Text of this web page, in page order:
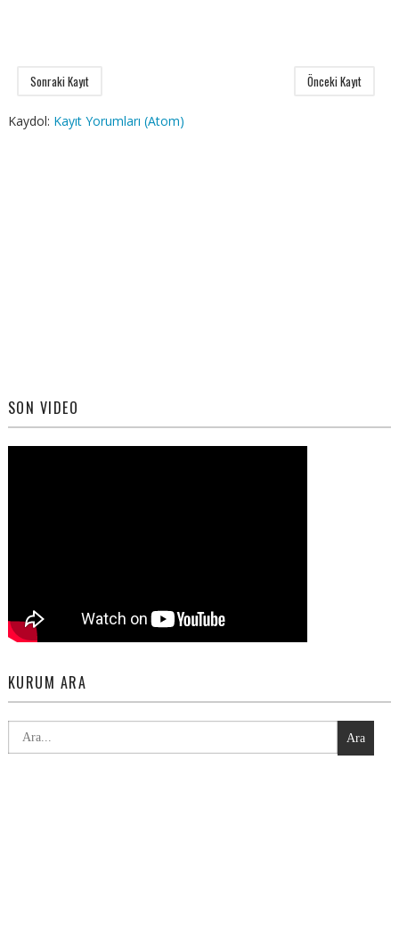
Sonraki Kayıt Önceki Kayıt
Kaydol: Kayıt Yorumları (Atom)
SON VIDEO
KURUM ARA
Ara